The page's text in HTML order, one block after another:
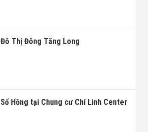
Đô Thị Đông Tăng Long
Sổ Hồng tại Chung cư Chí Linh Center